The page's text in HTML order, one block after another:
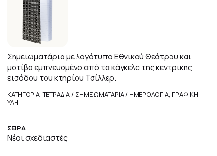
Σημειωματάριο με λογότυπο Εθνικού Θεάτρου και
μοτίβο εμπνευσμένο από τα κάγκελα της κεντρικής
εισόδου του κτηρίου Τσίλλερ.
ΚΑΤΗΓΟΡΙΑ: ΤΕΤΡΑΔΙΑ / ΣΗΜΕΙΩΜΑΤΑΡΙΑ / ΗΜΕΡΟΛΟΓΙΑ, ΓΡΑΦΙΚΗ
ΥΛΗ
ΣΕΙΡΑ
Νέοι σχεδιαστές